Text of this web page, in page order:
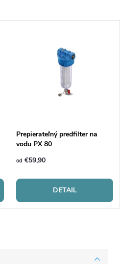
Prepierateľný predfilter na
vodu PX 80
od €59,90
DETAIL